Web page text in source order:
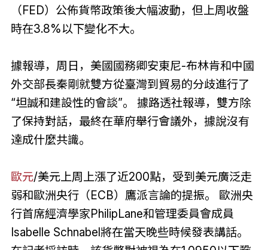
（FED）公佈貨幣政策後大幅波動，但上周收盤
時在3.8%以下變化不大。
據報導，周日，美國國務卿安東尼-布林肯和中國
外交部長秦剛就雙方從臺灣到貿易的分歧進行了
“坦誠和建設性的會談”。 據路透社報導，雙方除
了保持對話，最終在華府舉行會議外，據說沒有
達成什麼共識。
歐元/美元上周上漲了近200點，受到美元廣泛走
弱和歐洲央行（ECB）鷹派言論的提振。 歐洲央
行首席經濟學家PhilipLane和管理委員會成員
Isabelle Schnabel將在當天晚些時候發表講話。